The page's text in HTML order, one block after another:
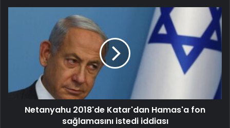
Netanyahu 2018'de Katar'dan Hamas'a fon
sağlamasını istedi iddiası